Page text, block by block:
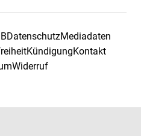
DatenschutzMediadaten
KündigungKontakt
Widerruf